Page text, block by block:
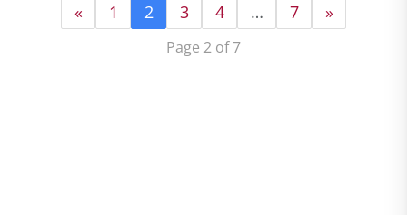
« 1 2 3 4 … 7 »
Page 2 of 7